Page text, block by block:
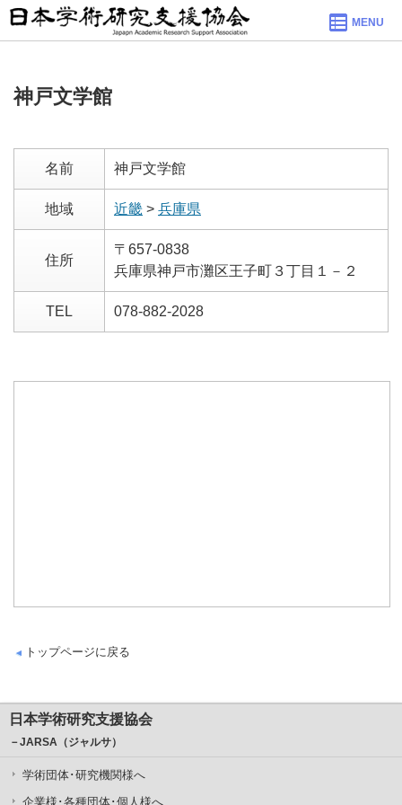
MENU
神戸文学館
名前 神戸文学館
地域 近畿 > 兵庫県
住所
〒657-0838
兵庫県神戸市灘区王子町３丁目１－２
TEL 078-882-2028
トップページに戻る
日本学術研究支援協会
－JARSA（ジャルサ）
学術団体･研究機関様へ
企業様･各種団体･個人様へ